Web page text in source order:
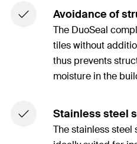
Avoidance of
The DuoSeal
tiles without
thus prevents
moisture in the
Stainless steel
The stainless